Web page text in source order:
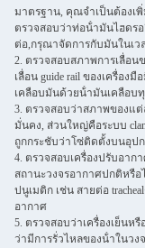
มาตรฐาน, คุณจําเป็นต้องเ
ตรวจสอบว่าท่อน้ํามันไฮดร
ต่อ,กรุณาจัดการกับมันในเว
2. ตรวจสอบสภาพการเลื่อนข
เลื่อน guide rail ของเครื่อ
เคลือบมันด้วยน้ํามันเคลือบ
3. ตรวจสอบว่าสภาพของแ
มั่นคง, ส่วนใหญ่คือระบบ
ถูกกระชับว่าโซ่ติดตั้งบนอุป
4. ตรวจสอบเครื่องปรับอาก
สถานะวงจรอากาศปกติหรื
ปนูเมติก เช่น สายต่อ
อากาศ
5. ตรวจสอบว่าเครื่องเย็นห
ว่ามีการรั่วไหลของน้ําในวง